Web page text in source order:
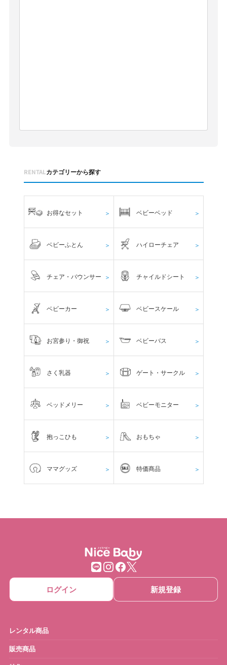
RENTALカテゴリーから探す
お得なセット ＞ ベビーベッド ＞
ベビーふとん ＞ ハイローチェア ＞
チェア・バウンサー ＞ チャイルドシート ＞
ベビーカー ＞ ベビースケール ＞
お宮参り・御祝 ＞ ベビーバス ＞
さく乳器 ＞ ゲート・サークル ＞
ベッドメリー ＞ ベビーモニター ＞
抱っこひも ＞ おもちゃ ＞
ママグッズ ＞ 特価商品 ＞
ログイン 新規登録
レンタル商品
販売商品